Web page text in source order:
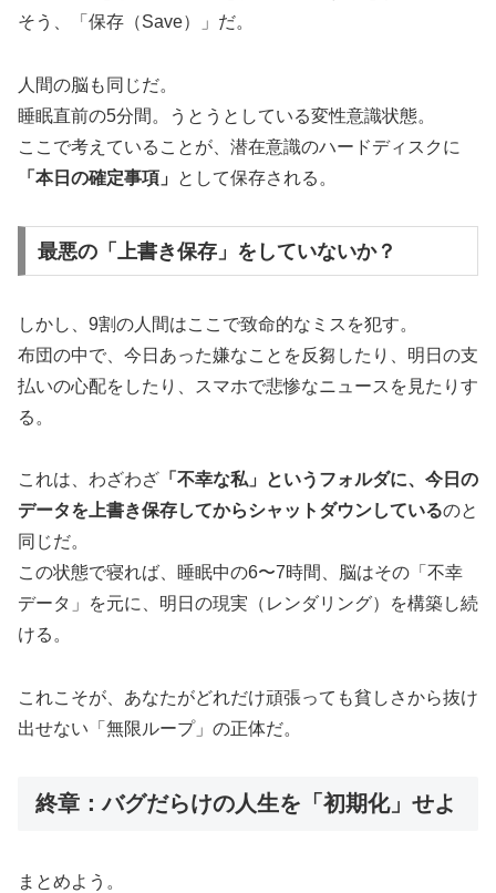
そう、「保存（Save）」だ。
人間の脳も同じだ。
睡眠直前の5分間。うとうとしている変性意識状態。
ここで考えていることが、潜在意識のハードディスクに
「本日の確定事項」
として保存される。
最悪の「上書き保存」をしていないか？
しかし、9割の人間はここで致命的なミスを犯す。
布団の中で、今日あった嫌なことを反芻したり、明日の支
払いの心配をしたり、スマホで悲惨なニュースを見たりす
る。
これは、わざわざ 「不幸な私」というフォルダに、今日の
データを上書き保存してからシャットダウンしているのと
同じだ。
この状態で寝れば、睡眠中の6〜7時間、脳はその「不幸
データ」を元に、明日の現実（レンダリング）を構築し続
ける。
これこそが、あなたがどれだけ頑張っても貧しさから抜け
出せない「無限ループ」の正体だ。
終章：バグだらけの人生を「初期化」せよ
まとめよう。